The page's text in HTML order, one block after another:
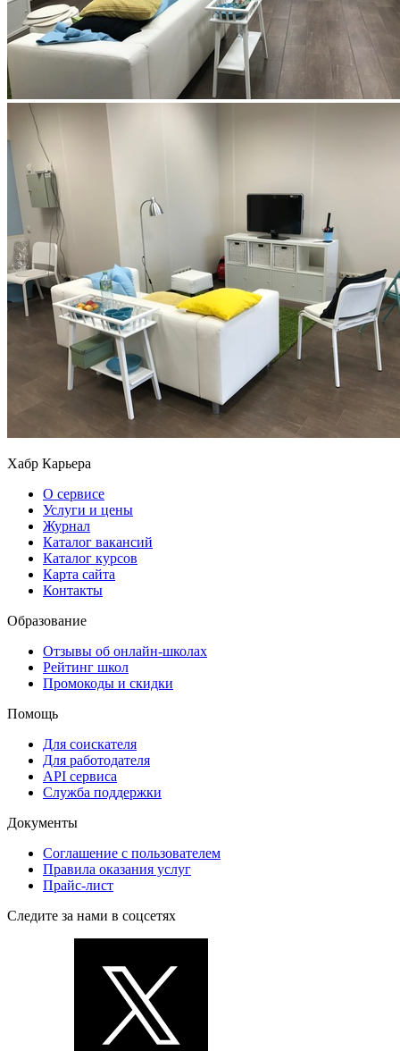
Хабр Карьера
О сервисе
Услуги и цены
Журнал
Каталог вакансий
Каталог курсов
Карта сайта
Контакты
Образование
Отзывы об онлайн-школах
Рейтинг школ
Промокоды и скидки
Помощь
Для соискателя
Для работодателя
API сервиса
Служба поддержки
Документы
Соглашение с пользователем
Правила оказания услуг
Прайс-лист
Следите за нами в соцсетях